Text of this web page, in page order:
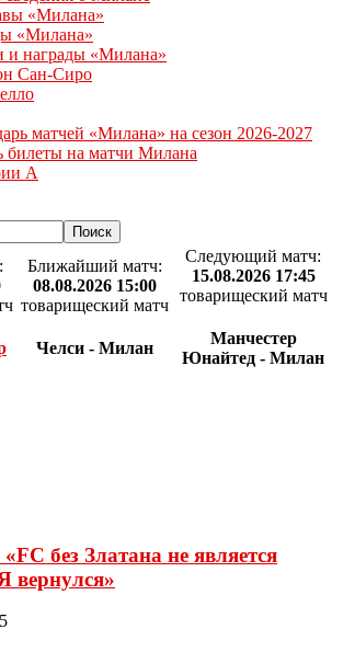
«Милана»
«Милана»
и награды «Милана»
Сан-Сиро
матчей «Милана» на сезон 2026-2027
билеты на матчи Милана
А
Ближайший матч:
08.08.2026 15:00
товарищеский матч
Челси - Милан
Следующий матч:
15.08.2026 17:45
товарищеский матч
Манчестер
Юнайтед - Милан
без Златана не является
вернулся»